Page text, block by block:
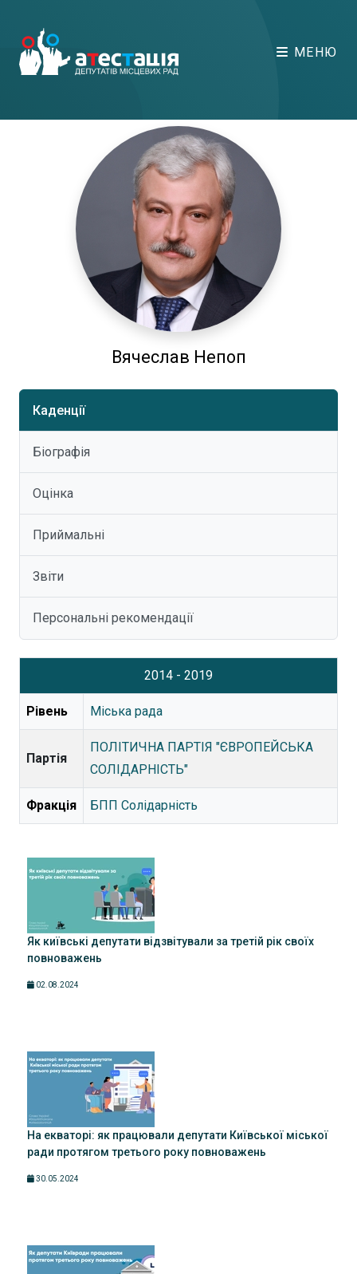
МЕНЮ
Вячеслав Непоп
Каденції
Біографія
Оцінка
Приймальні
Звіти
Персональні рекомендації
2014 - 2019
Рівень Міська рада
Партія
ПОЛІТИЧНА ПАРТІЯ "ЄВРОПЕЙСЬКА
СОЛІДАРНІСТЬ"
Фракція БПП Солідарність
Як київські депутати відзвітували за третій рік своїх
повноважень
02.08.2024
На екваторі: як працювали депутати Київської міської
ради протягом третього року повноважень
30.05.2024